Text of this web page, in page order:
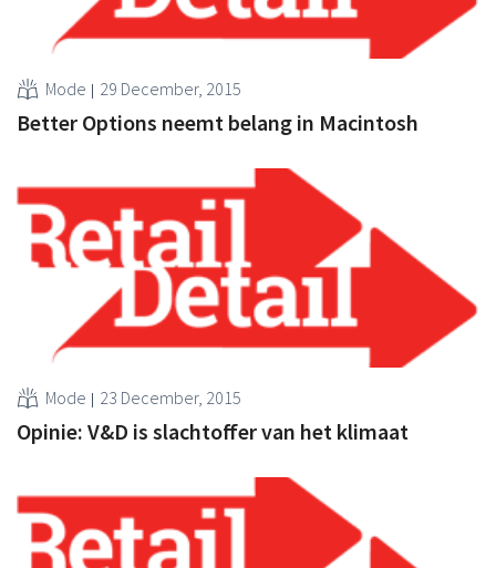
Mode 29 December, 2015
Better Options neemt belang in Macintosh
Mode 23 December, 2015
Opinie: V&D is slachtoffer van het klimaat